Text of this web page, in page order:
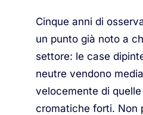
Cinque anni di
un punto già noto a
settore: le case
neutre vendono
velocemente di
cromatiche forti. Non